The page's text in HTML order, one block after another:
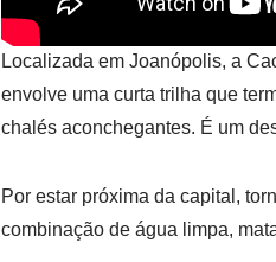
Localizada em Joanópolis, a
envolve uma curta trilha que
chalés aconchegantes. É um
Por estar próxima da capital,
combinação de água limpa,